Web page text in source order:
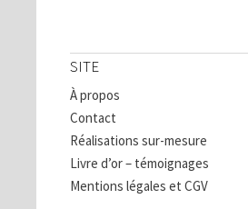
SITE
À propos
Contact
Réalisations sur-mesure
Livre d’or – témoignages
Mentions légales et CGV